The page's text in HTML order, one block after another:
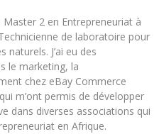
2 en Entrepreneuriat à
de laboratoire pour
J’ai eu des
le marketing, la
chez eBay Commerce
m’ont permis de développer
dans diverses associations qui
en Afrique.